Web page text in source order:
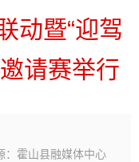
动暨“迎驾
请赛举行
：霍山县融媒体中心